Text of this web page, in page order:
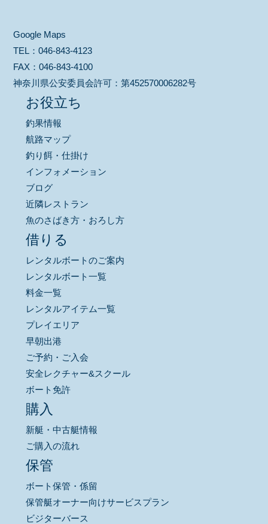
Google Maps
TEL：046-843-4123
FAX：046-843-4100
神奈川県公安委員会許可：第452570006282号
お役立ち
釣果情報
航路マップ
釣り餌・仕掛け
インフォメーション
ブログ
近隣レストラン
魚のさばき方・おろし方
借りる
レンタルボートのご案内
レンタルボート一覧
料金一覧
レンタルアイテム一覧
プレイエリア
早朝出港
ご予約・ご入会
安全レクチャー&スクール
ボート免許
購入
新艇・中古艇情報
ご購入の流れ
保管
ボート保管・係留
保管艇オーナー向けサービスプラン
ビジターバース